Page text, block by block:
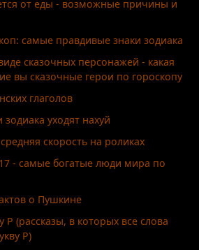
от еды - возможные причины и
самые правдивые знаки зодиака
сказочных персонажей - какая
вы сказочные герои по гороскопу
глаголов
уходят нахуй
скорость на роликах
- самые богатые люди мира по
о Пушкине
Р (рассказы, в которых все слова
Р)